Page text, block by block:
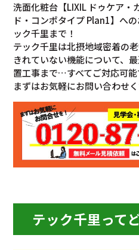
洗面化粧台【LIXIL ドゥケア・
ド・コンポタイプ Plan1】へ
ック千里まで！
テック千里は北摂地域密着の
きれていない機能について、
置工事まで…すべてご対応可能
まずはお気軽にお問い合わせく
テック千里って